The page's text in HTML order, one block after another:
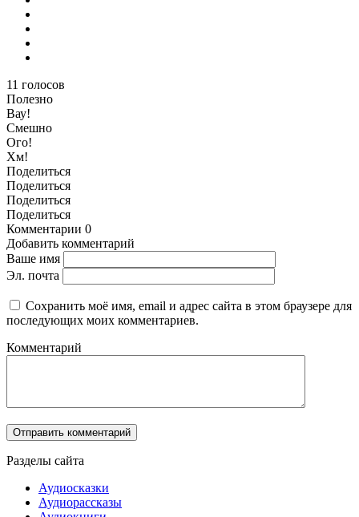
11 голосов
Полезно
Вау!
Смешно
Ого!
Хм!
Поделиться
Поделиться
Поделиться
Поделиться
Комментарии 0
Добавить комментарий
Ваше имя
Эл. почта
Сохранить моё имя, email и адрес сайта в этом браузере для
последующих моих комментариев.
Комментарий
Разделы сайта
Аудиосказки
Аудиорассказы